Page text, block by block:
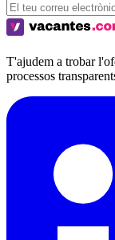
T'ajudem a trobar
processos